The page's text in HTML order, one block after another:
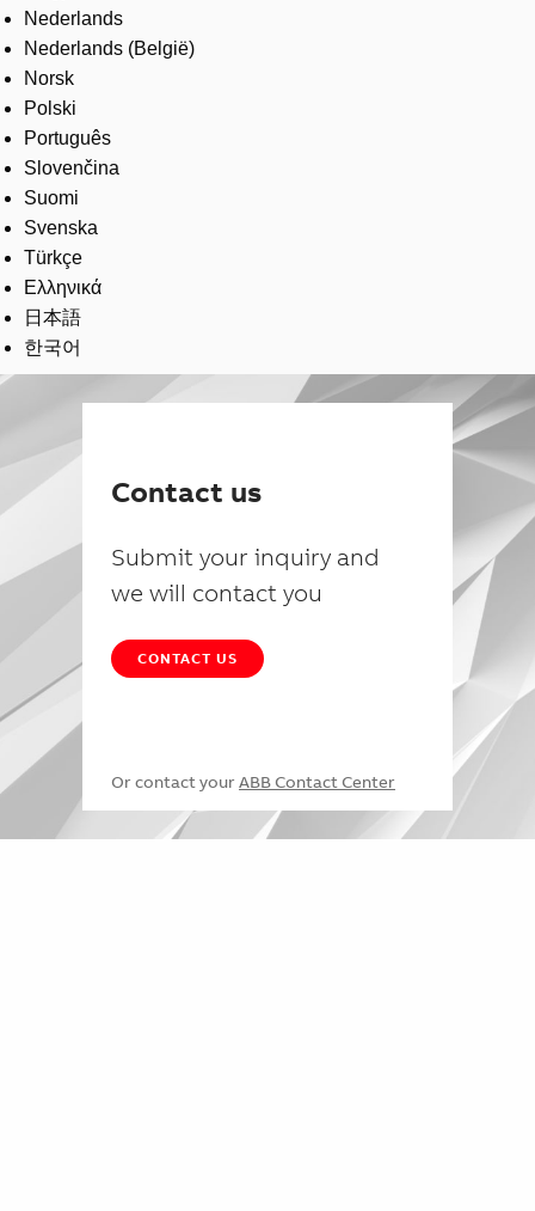
Nederlands
Nederlands (België)
Norsk
Polski
Português
Slovenčina
Suomi
Svenska
Türkçe
Ελληνικά
日本語
한국어
Contact us
Submit your inquiry and
we will contact you
CONTACT US
Or contact your ABB Contact Center